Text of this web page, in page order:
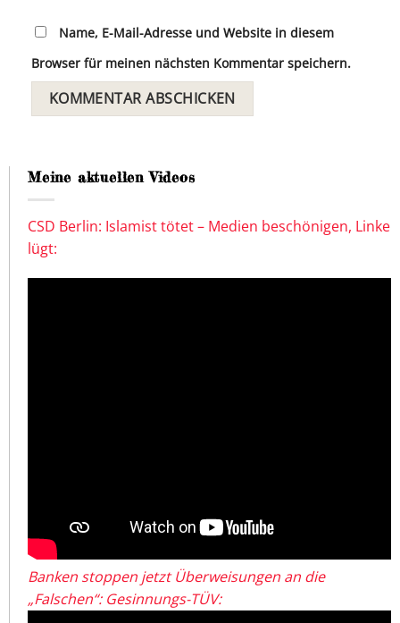
Name, E-Mail-Adresse und Website in diesem
Browser für meinen nächsten Kommentar speichern.
Meine aktuellen Videos
CSD Berlin: Islamist tötet – Medien beschönigen, Linke
lügt:
Banken stoppen jetzt Überweisungen an die
„Falschen“: Gesinnungs-TÜV: